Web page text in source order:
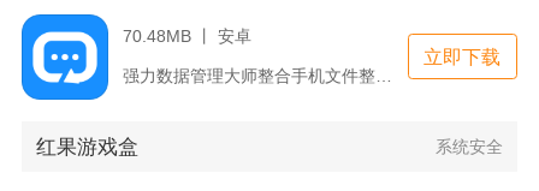
70.48MB 丨 安卓
强力数据管理大师整合手机文件整理、误删数据恢复、办公辅助工具...
立即下载
红果游戏盒 系统安全